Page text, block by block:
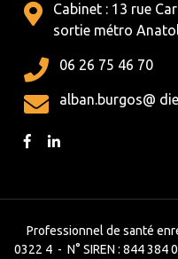
Cabinet : 13 rue
sortie métro
06 26 75 46 70
alban.burgos@
Professionnel de santé
0322 4 - N° SIREN : 844